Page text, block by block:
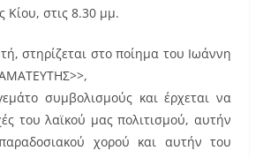
Κίου, στις 8.30 μμ.
στηρίζεται στο ποίημα του Ιωάννη
συμβολισμούς και έρχεται να
του λαϊκού μας πολιτισμού, αυτήν
χορού και αυτήν του